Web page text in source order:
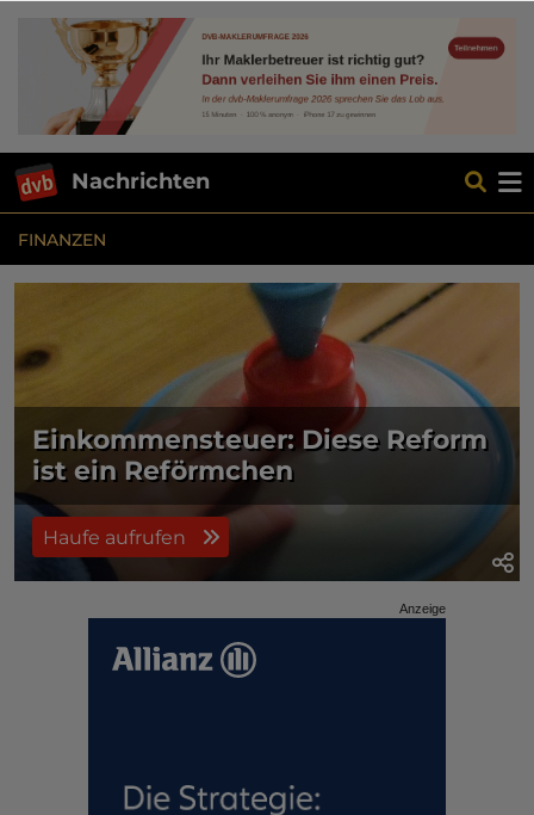
Nachrichten
FINANZEN
Einkommensteuer: Diese Reform
ist ein Reförmchen
Haufe aufrufen
Anzeige